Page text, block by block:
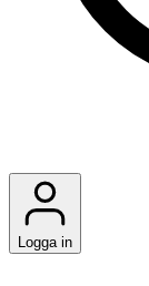
Logga in